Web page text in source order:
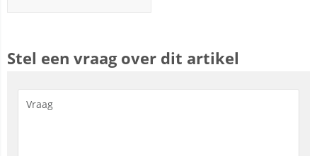
Stel een vraag over dit artikel